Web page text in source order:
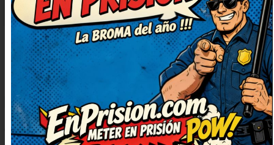
DEJARUN
COMENTARIO